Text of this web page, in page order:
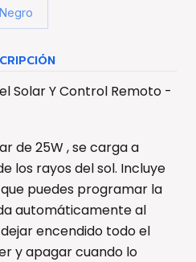
Negro
Solar Y Control Remoto -
de 25W , se carga a
los rayos del sol. Incluye
puedes programar la
automáticamente al
encendido todo el
y apagar cuando lo